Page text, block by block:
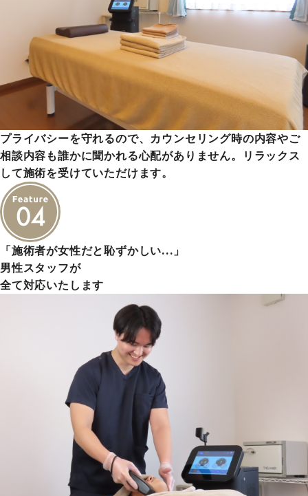
プライバシーを守れるので、カウンセリング時の内容やご
相談内容も誰かに聞かれる心配がありません。リラックス
して施術を受けていただけます。
「施術者が女性だと恥ずかしい…」
男性スタッフが
全て対応いたします